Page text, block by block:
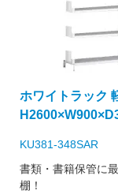
ホワイトラック
KU381-348SAR
書類・書籍保管に
棚！